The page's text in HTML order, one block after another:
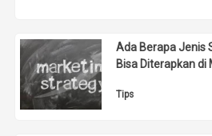
Ada Berapa Jenis
Bisa Diterapkan di
Tips